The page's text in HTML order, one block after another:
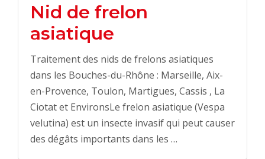
Nid de frelon
asiatique
Traitement des nids de frelons asiatiques
dans les Bouches-du-Rhône : Marseille, Aix-
en-Provence, Toulon, Martigues, Cassis , La
Ciotat et EnvironsLe frelon asiatique (Vespa
velutina) est un insecte invasif qui peut causer
des dégâts importants dans les …